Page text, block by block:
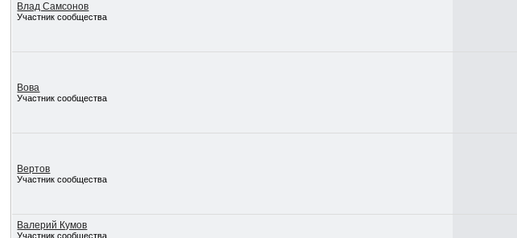
Влад Самсонов
Участник сообщества
Вова
Участник сообщества
Вертов
Участник сообщества
Валерий Кумов
Участник сообщества